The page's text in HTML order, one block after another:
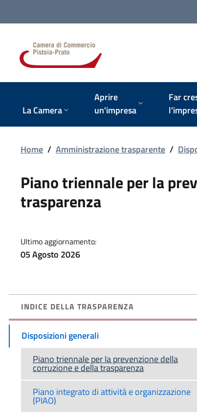
La Camera
Aprire
un'impresa
Far
Home / Amministrazione trasparente /
Piano triennale per la
trasparenza
Ultimo aggiornamento:
05 Agosto 2026
INDICE DELLA TRASPARENZA
Disposizioni generali
Piano triennale per la prevenzione della
corruzione e della trasparenza
Piano integrato di attività e organizzazione
(PIAO)